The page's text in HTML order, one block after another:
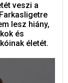
veszi a
lesz hiány,
és
életét.